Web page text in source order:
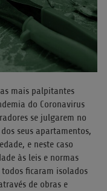
mais palpitantes
do Coronavirus
se julgarem no
seus apartamentos,
e neste caso
às leis e normas
ficaram isolados
de obras e